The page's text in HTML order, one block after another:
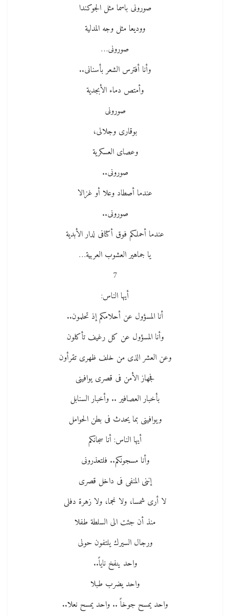
صورونى باسما مثل الجوكندا
ووديعا مثل وجه المدلية
صورونى…
وأنا أفترس الشعر بأسنانى..
وأمتص دماء الأبجدية
صورونى
بوقارى وجلالى،
وعصاى العسكرية
صورونى..
عندما أصطاد وعلا أو غزالا
صورونى..
عندما أحملكم فوق أكتافى لدار الأبدية
يا جماهير العشوب العربية…
7
أيها الناس:
أنا المسؤول عن أحلامكم إذ تحلمون..
وأنا المسؤول عن كل رغيف تأكلون
وعن العشر الذى من خلف ظهرى تقرأون
فجهاز الأمن فى قصرى يوافينى
بأخبار العصافير .. وأخبار السنابل
ويوافينى بما يحدث فى بطن الحوامل
أيها الناس: أنا سجانكم
وأنا مسجونكم.. فلتعذرونى
إننى المنفى فى داخل قصرى
لا أرى شمسا، ولا نجما، ولا زهرة دفلى
منذ أن جئت الى السلطة طفلا
ورجال السيرك يلتفون حولى
واحد ينفخ ناياً..
واحد يضرب طبلا
واحد يمسح جوخاً .. واحد يمسح نعلا..